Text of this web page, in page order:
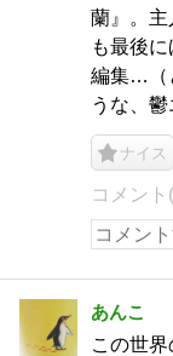
蘭』。主
も最後
編集…（
うな、鬱
ナイス
コメント
あんこ
この世